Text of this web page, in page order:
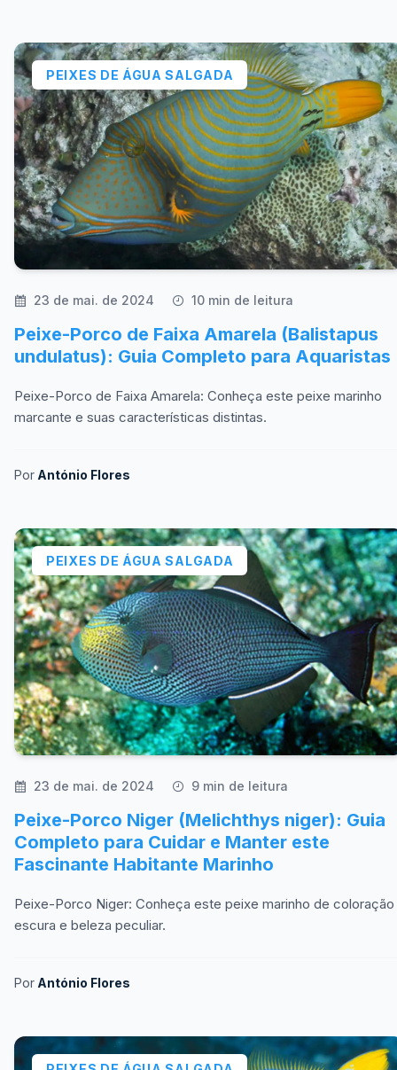
PEIXES DE ÁGUA SALGADA
23 de mai. de 2024 10 min de leitura
Peixe-Porco de Faixa Amarela (Balistapus
undulatus): Guia Completo para Aquaristas
Peixe-Porco de Faixa Amarela: Conheça este peixe marinho
marcante e suas características distintas.
Por António Flores
PEIXES DE ÁGUA SALGADA
23 de mai. de 2024 9 min de leitura
Peixe-Porco Niger (Melichthys niger): Guia
Completo para Cuidar e Manter este
Fascinante Habitante Marinho
Peixe-Porco Niger: Conheça este peixe marinho de coloração
escura e beleza peculiar.
Por António Flores